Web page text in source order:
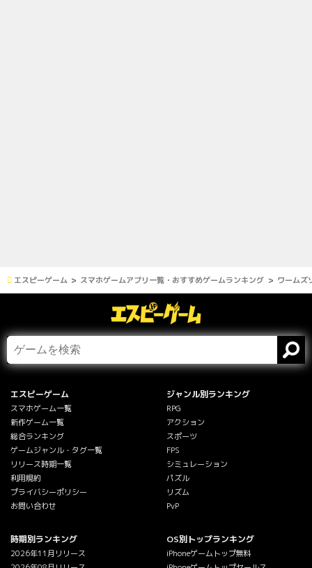
エスピーゲーム スマホゲームアプリ一覧・おすすめゲームランキング ワームズ
エスピーゲーム
スマホゲーム一覧
新作ゲーム一覧
総合ランキング
ゲームジャンル・タグ一覧
リリース時期一覧
利用規約
プライバシーポリシー
お問い合わせ
ジャンル別ランキング
RPG
アクション
スポーツ
FPS
シミュレーション
パズル
リズム
PvP
時期別ランキング
2026年11月リリース
OS別トップランキング
iPhoneゲームトップ無料